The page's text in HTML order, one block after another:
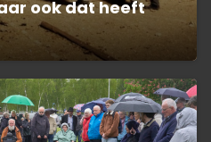
ook dat heeft